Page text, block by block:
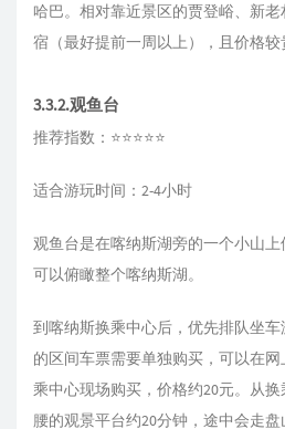
哈巴。相对靠近景区的贾登峪、新
宿（最好提前一周以上），且价格较
3.3.2.观鱼台
推荐指数：⭐⭐⭐⭐⭐
适合游玩时间：2-4小时
观鱼台是在喀纳斯湖旁的一个小山上
可以俯瞰整个喀纳斯湖。
到喀纳斯换乘中心后，优先排队坐
的区间车票需要单独购买，可以在
乘中心现场购买，价格约20元。从
腰的观景平台约20分钟，途中会走